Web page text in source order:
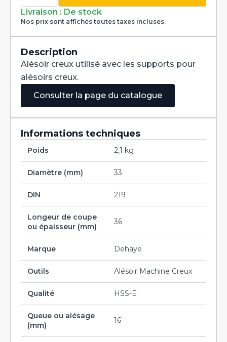
Creux
DIN219
HSS-
E
H7
Livraison : De stock
Nos prix sont affichés toutes taxes incluses.
Description
Alésoir creux utilisé avec les supports pour
alésoirs creux.
Consulter la page du catalogue
Informations techniques
Poids 2,1 kg
Diamètre (mm) 33
DIN 219
Longeur de coupe
ou épaisseur (mm)
36
Marque Dehaye
Outils Alésoir Machine Creux
Qualité HSS-E
Queue ou alésage
(mm)
16